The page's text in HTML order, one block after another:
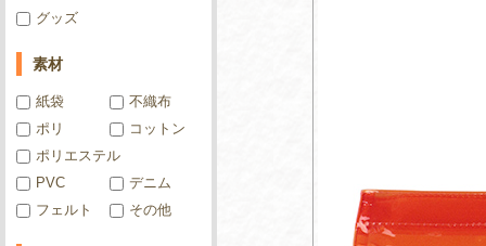
グッズ
素材
紙袋
不織布
ポリ
コットン
ポリエステル
PVC
デニム
フェルト
その他